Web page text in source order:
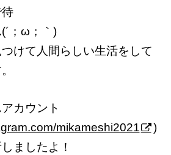
；ω；｀)
けて人間らしい生活をして
カウント
mikameshi2021
)
ましたよ！